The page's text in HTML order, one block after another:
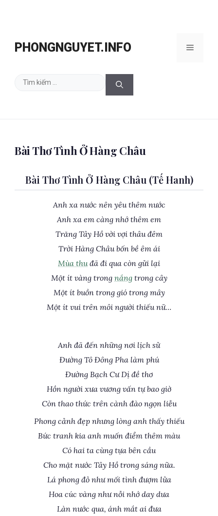
PHONGNGUYET.INFO Menu
Tìm
Bài Thơ Tình Ở Hàng Châu
Bài Thơ Tình Ở Hàng Châu (Tế Hanh)
Anh xa nước nên yêu thêm nước
Anh xa em càng nhớ thêm em
Trăng Tây Hồ vời vợi thâu đêm
Trời Hàng Châu bốn bề êm ái
Mùa thuđã đi qua còn gửi lại
Một ít vàng trong nắngtrong cây
Một ít buồn trong gió trong mây
Một ít vui trên môi người thiếu nữ…
Anh đã đến những nơi lịch sử
Đường Tô Đông Pha làm phú
Đường Bạch Cư Dị đề thơ
Hồn người xưa vương vấn tự bao giờ
Còn thao thức trên cành đào ngọn liễu
Phong cảnh đẹp nhưng lòng anh thấy thiếu
Bức tranh kia anh muốn điểm thêm màu
Có hai ta cùng tựa bên cầu
Cho mặt nước Tây Hồ trong sáng nữa.
Lá phong đỏ như mối tình đượm lửa
Hoa cúc vàng như nỗi nhớ day dưa
Làn nước qua, ánh mắt ai đưa